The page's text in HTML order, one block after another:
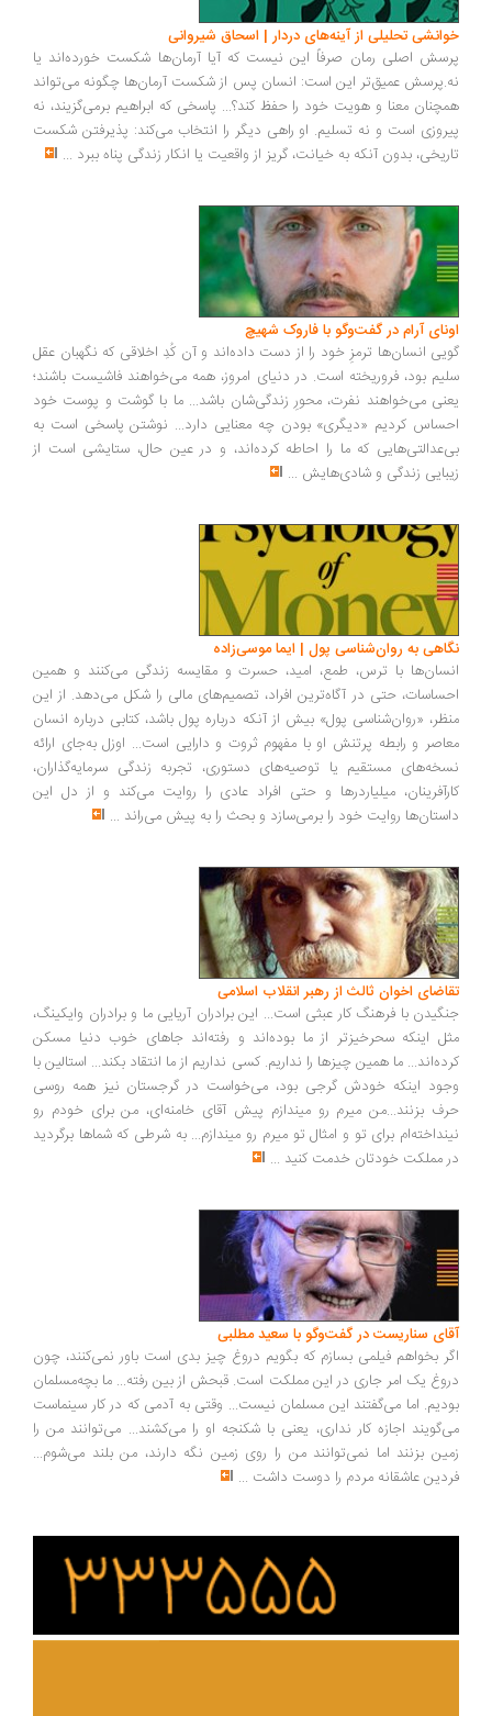
تحلیلی از آینه‌های دردار | اسحاق شیروانی
اصلی رمان صرفاً این نیست که آیا آرمان‌ها شکست خورده‌اند یا
عمیق‌تر این است: انسان پس از شکست آرمان‌ها چگونه می‌تواند
معنا و هویت خود را حفظ کند؟... پاسخی که ابراهیم برمی‌گزیند، نه
است و نه تسلیم. او راهی دیگر را انتخاب می‌کند: پذیرفتن شکست
بدون آنکه به خیانت، گریز از واقعیت یا انکار زندگی پناه ببرد...
آرام در گفت‌وگو با فاروک شهیچ‭
انسان‌ها ترمزِ خود را از دست داده‌اند و آن کُدِ اخلاقی که نگهبان عقل
بود، فروریخته است. در دنیای امروز، همه می‌خواهند فاشیست باشند؛
می‌خواهند نفرت، محورِ زندگی‌شان باشد... ما با گوشت و پوست خود
کردیم «دیگری» بودن چه معنایی دارد... نوشتن پاسخی است به
که ما را احاطه کرده‌اند، و در عین حال، ستایشی است از
زندگی و شادی‌هایش...
به روان‌شناسی پول | ایما موسی‌زاده
با ترس، طمع، امید، حسرت و مقایسه زندگی می‌کنند و همین
حتی در آگاه‌ترین افراد، تصمیم‌های مالی را شکل می‌دهد. از این
«روان‌شناسی پول» بیش از آنکه درباره پول باشد، کتابی درباره انسان
و رابطه پرتنش او با مفهوم ثروت و دارایی است... اوزل به‌جای ارائه
مستقیم یا توصیه‌های دستوری، تجربه زندگی سرمایه‌گذاران،
میلیاردرها و حتی افراد عادی را روایت می‌کند و از دل این
روایت خود را برمی‌سازد و بحث را به پیش می‌راند ...
اخوان ثالث از رهبر انقلاب اسلامی
با فرهنگ کار عبثی است... این برادران آریایی ما و برادران وایکینگ،
اینکه سحرخیزتر از ما بوده‌اند و رفته‌اند جاهای خوب دنیا مسکن
ما همین چیزها را نداریم. کسی نداریم از ما انتقاد بکند... استالین با
اینکه خودش گرجی بود، می‌خواست در گرجستان نیز همه روسی
بزنند...من میرم رو میندازم پیش آقای خامنه‌ای، من برای خودم رو
برای تو و امثال تو میرم رو میندازم... به شرطی که شماها برگردید
مملکت خودتان خدمت کنید...
سناریست در گفت‌وگو با سعید مطلبی
بخواهم فیلمی بسازم که بگویم دروغ چیز بدی است باور نمی‌کنند، چون
یک امر جاری در این مملکت است. قبحش از بین رفته... ما بچه‌مسلمان
اما می‌گفتند این مسلمان نیست... وقتی به آدمی که در کار سینماست
اجازه کار نداری، یعنی با شکنجه او را می‌کشند... می‌توانند من را
بزنند اما نمی‌توانند من را روی زمین نگه دارند، من بلند می‌شوم...
عاشقانه مردم را دوست داشت ...